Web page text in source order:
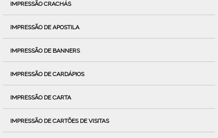
IMPRESSÃO CRACHÁS
IMPRESSÃO DE APOSTILA
IMPRESSÃO DE BANNERS
IMPRESSÃO DE CARDÁPIOS
IMPRESSÃO DE CARTA
IMPRESSÃO DE CARTÕES DE VISITAS